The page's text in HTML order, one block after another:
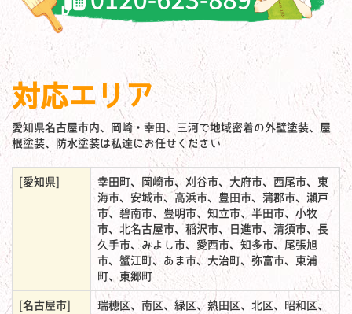
対応エリア
愛知県名古屋市内、岡崎・幸田、三河で地域密着の外壁塗装、屋
根塗装、防水塗装は私達にお任せください
[愛知県]
幸田町、岡崎市、刈谷市、大府市、西尾市、東
海市、安城市、高浜市、豊田市、蒲郡市、瀬戸
市、碧南市、豊明市、知立市、半田市、小牧
市、北名古屋市、稲沢市、日進市、清須市、長
久手市、みよし市、愛西市、知多市、尾張旭
市、蟹江町、あま市、大治町、弥富市、東浦
町、東郷町
[名古屋市]
瑞穂区、南区、緑区、熱田区、北区、昭和区、